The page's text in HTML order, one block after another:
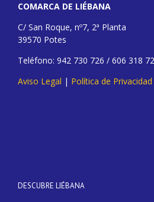
COMARCA DE LIÉBANA
C/ San Roque, nº7, 2ª Planta
39570 Potes
Teléfono: 942 730 726 / 606 318
Aviso Legal | Política de Privacidad
DESCUBRE LIÉBANA